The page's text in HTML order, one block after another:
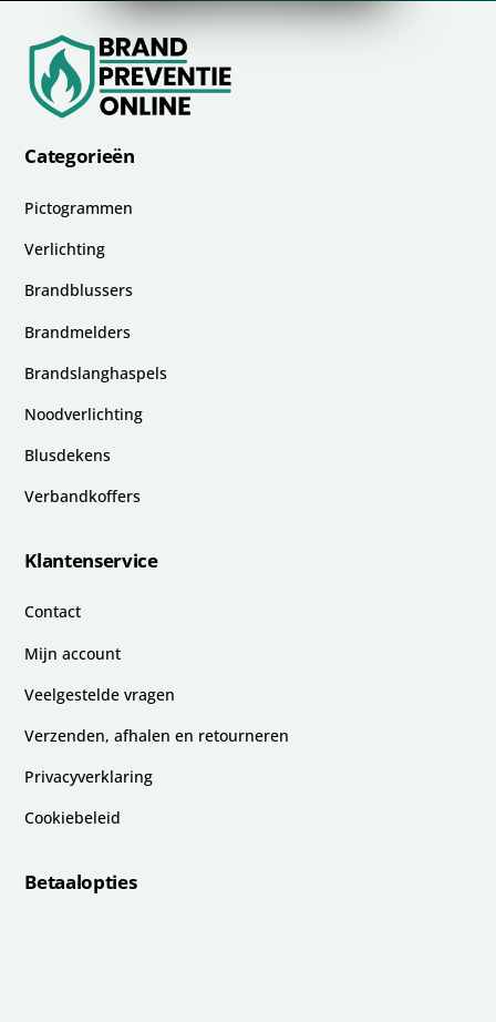
Categorieën
Pictogrammen
Verlichting
Brandblussers
Brandmelders
Brandslanghaspels
Noodverlichting
Blusdekens
Verbandkoffers
Klantenservice
Contact
Mijn account
Veelgestelde vragen
Verzenden, afhalen en retourneren
Privacyverklaring
Cookiebeleid
Betaalopties